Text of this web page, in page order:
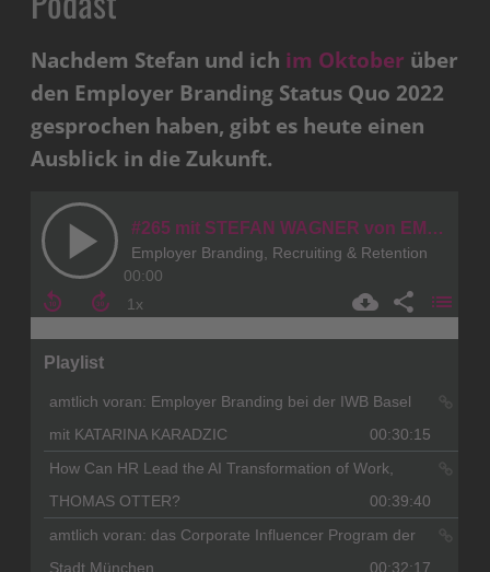
Nachdem Stefan und ich im Oktober über
den Employer Branding Status Quo 2022
gesprochen haben, gibt es heute einen
Ausblick in die Zukunft.